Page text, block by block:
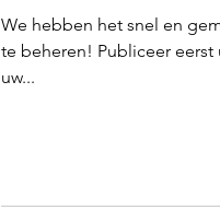
We hebben het snel en
te beheren! Publiceer
uw...